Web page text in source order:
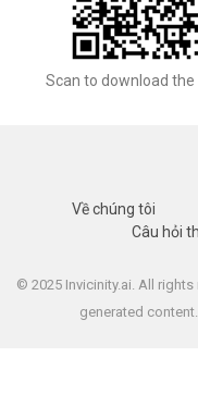
Scan to download the
Về chúng tôi
Câu hỏi
© 2025 Invicinity.ai. All
generated